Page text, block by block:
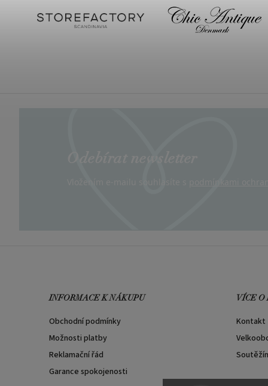
INFORMACE K NÁKUPU
Obchodní podmínky
Možnosti platby
Reklamační řád
Garance spokojenosti
VÍCE O
Kontakt